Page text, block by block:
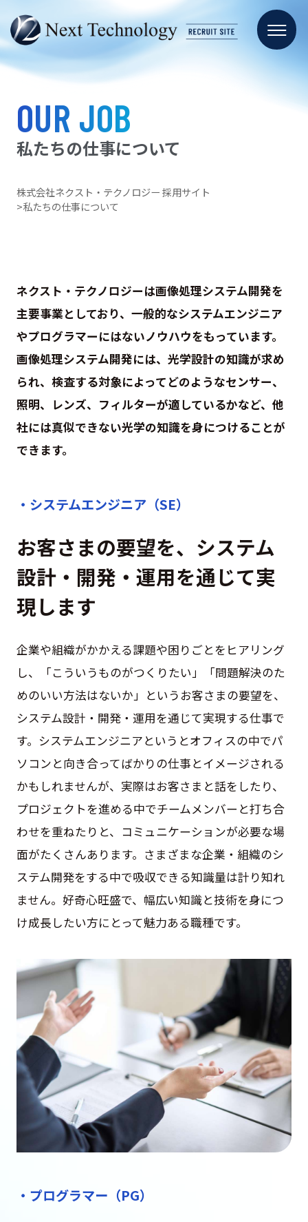
OUR JOB
私たちの仕事について
株式会社ネクスト・テクノロジー 採用サイト
私たちの仕事について
ネクスト・テクノロジーは画像処理システム開発を
主要事業としており、一般的なシステムエンジニア
やプログラマーにはないノウハウをもっています。
画像処理システム開発には、光学設計の知識が求め
られ、検査する対象によってどのようなセンサー、
照明、レンズ、フィルターが適しているかなど、他
社には真似できない光学の知識を身につけることが
できます。
・システムエンジニア（SE）
お客さまの要望を、システム
設計・開発・運用を通じて実
現します
企業や組織がかかえる課題や困りごとをヒアリング
し、「こういうものがつくりたい」「問題解決のた
めのいい方法はないか」というお客さまの要望を、
システム設計・開発・運用を通じて実現する仕事で
す。システムエンジニアというとオフィスの中でパ
ソコンと向き合ってばかりの仕事とイメージされる
かもしれませんが、実際はお客さまと話をしたり、
プロジェクトを進める中でチームメンバーと打ち合
わせを重ねたりと、コミュニケーションが必要な場
面がたくさんあります。さまざまな企業・組織のシ
ステム開発をする中で吸収できる知識量は計り知れ
ません。好奇心旺盛で、幅広い知識と技術を身につ
け成長したい方にとって魅力ある職種です。
・プログラマー（PG）